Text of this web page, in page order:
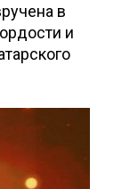
в
и